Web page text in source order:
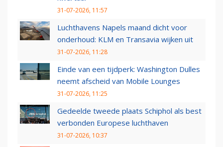
31-07-2026, 11:57
Luchthavens Napels maand dicht voor
onderhoud: KLM en Transavia wijken uit
31-07-2026, 11:28
Einde van een tijdperk: Washington Dulles
neemt afscheid van Mobile Lounges
31-07-2026, 11:25
Gedeelde tweede plaats Schiphol als best
verbonden Europese luchthaven
31-07-2026, 10:37